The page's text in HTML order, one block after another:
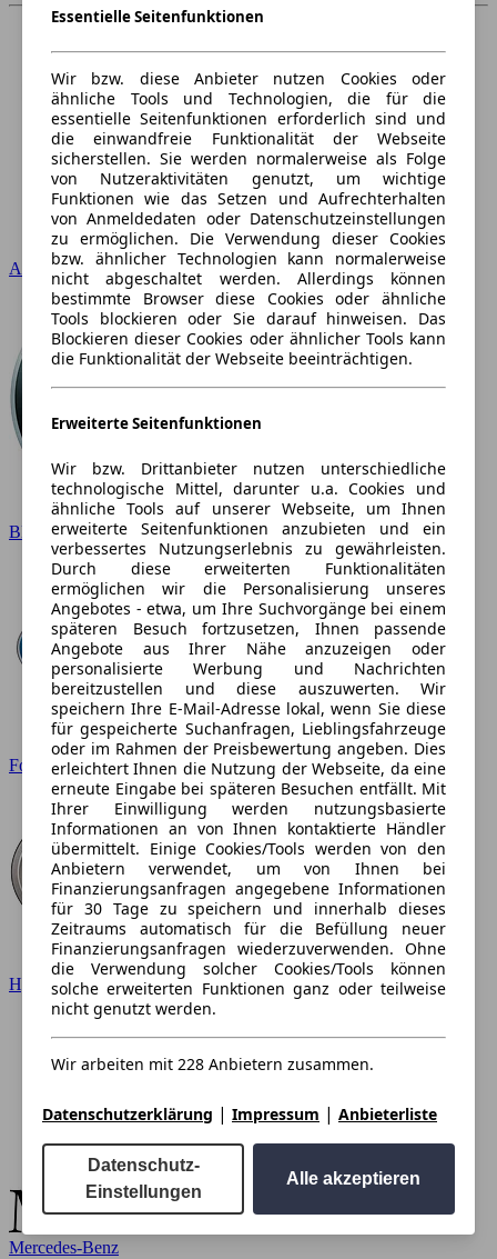
Essentielle Seitenfunktionen
Wir bzw. diese Anbieter nutzen Cookies oder
ähnliche Tools und Technologien, die für die
essentielle Seitenfunktionen erforderlich sind und
die einwandfreie Funktionalität der Webseite
sicherstellen. Sie werden normalerweise als Folge
von Nutzeraktivitäten genutzt, um wichtige
Funktionen wie das Setzen und Aufrechterhalten
von Anmeldedaten oder Datenschutzeinstellungen
zu ermöglichen. Die Verwendung dieser Cookies
bzw. ähnlicher Technologien kann normalerweise
nicht abgeschaltet werden. Allerdings können
bestimmte Browser diese Cookies oder ähnliche
Tools blockieren oder Sie darauf hinweisen. Das
Blockieren dieser Cookies oder ähnlicher Tools kann
die Funktionalität der Webseite beeinträchtigen.
Erweiterte Seitenfunktionen
Wir bzw. Drittanbieter nutzen unterschiedliche
technologische Mittel, darunter u.a. Cookies und
ähnliche Tools auf unserer Webseite, um Ihnen
erweiterte Seitenfunktionen anzubieten und ein
verbessertes Nutzungserlebnis zu gewährleisten.
Durch diese erweiterten Funktionalitäten
ermöglichen wir die Personalisierung unseres
Angebotes - etwa, um Ihre Suchvorgänge bei einem
späteren Besuch fortzusetzen, Ihnen passende
Angebote aus Ihrer Nähe anzuzeigen oder
personalisierte Werbung und Nachrichten
bereitzustellen und diese auszuwerten. Wir
speichern Ihre E-Mail-Adresse lokal, wenn Sie diese
für gespeicherte Suchanfragen, Lieblingsfahrzeuge
oder im Rahmen der Preisbewertung angeben. Dies
erleichtert Ihnen die Nutzung der Webseite, da eine
erneute Eingabe bei späteren Besuchen entfällt. Mit
Ihrer Einwilligung werden nutzungsbasierte
Informationen an von Ihnen kontaktierte Händler
übermittelt. Einige Cookies/Tools werden von den
Anbietern verwendet, um von Ihnen bei
Finanzierungsanfragen angegebene Informationen
für 30 Tage zu speichern und innerhalb dieses
Zeitraums automatisch für die Befüllung neuer
Finanzierungsanfragen wiederzuverwenden. Ohne
die Verwendung solcher Cookies/Tools können
solche erweiterten Funktionen ganz oder teilweise
nicht genutzt werden.
Wir arbeiten mit 228 Anbietern zusammen.
Datenschutzerklärung | Impressum | Anbieterliste
Datenschutz-
Einstellungen
Alle akzeptieren
Audi
BMW
Ford
Hyundai
Mercedes-Benz